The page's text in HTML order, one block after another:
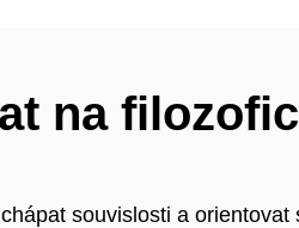
na
souvislosti a